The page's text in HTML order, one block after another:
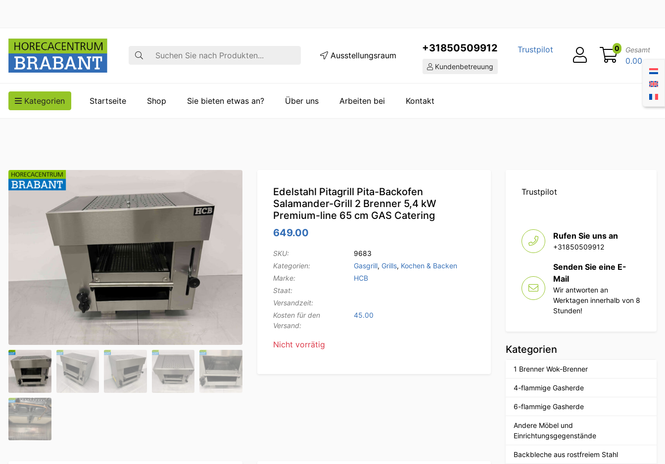
Suche Ausstellungsraum
+31850509912
Kundenbetreuung
Trustpilot 0 Gesamt
0.00
Kategorien Startseite Shop Sie bieten etwas an? Über uns Arbeiten bei Kontakt
Edelstahl Pitagrill Pita-Backofen
Salamander-Grill 2 Brenner 5,4 kW
Premium-line 65 cm GAS Catering
649.00
SKU:
9683
Kategorien:
Gasgrill, Grills, Kochen & Backen
Marke:
HCB
Staat:
Versandzeit:
Kosten für den
Versand:
45.00
Nicht vorrätig
Trustpilot
Rufen Sie uns an
+31850509912
Senden Sie eine E-
Mail
Wir antworten an
Werktagen innerhalb von 8
Stunden!
Kategorien
1 Brenner Wok-Brenner
4-flammige Gasherde
6-flammige Gasherde
Andere Möbel und
Einrichtungsgegenstände
Backbleche aus rostfreiem Stahl